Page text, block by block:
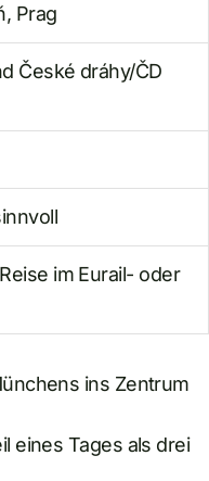
Prag
České dráhy/ČD
im Eurail- oder
ins Zentrum
eines Tages als drei